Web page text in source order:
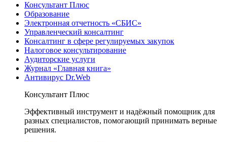
Консультант Плюс
Образование
Электронная отчетность «СБИС»
Управленческий консалтинг
Консалтинг в сфере регулируемых закупок
Налоговое консультирование
Аудиторские услуги
Журнал «Главная книга»
Антивирус Dr.Web
Консультант Плюс
Эффективный инструмент и надёжный помощник для
разных специалистов, помогающий принимать верные
решения.